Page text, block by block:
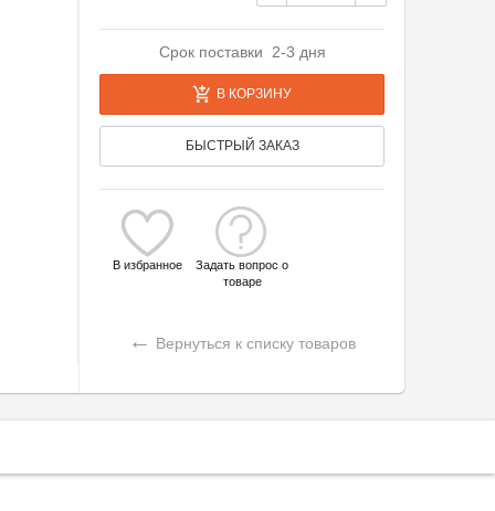
Срок поставки 2-3 дня
В КОРЗИНУ
БЫСТРЫЙ ЗАКАЗ
В избранное
Задать вопрос о
товаре
← Вернуться к списку товаров